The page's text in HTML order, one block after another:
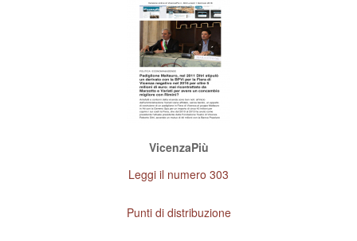
VicenzaPiù
Leggi il numero 303
Punti di distribuzione